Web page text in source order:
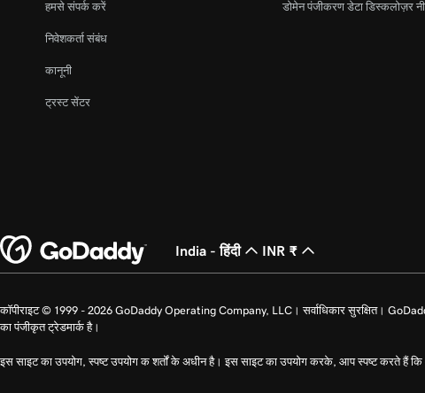
हमसे संपर्क करें
निवेशकर्ता संबंध
कानूनी
ट्रस्ट सेंटर
डोमेन पंजीकरण डेटा डिस्कलोज़र
India - हिंदी INR ₹
कॉपीराइट © 1999 - 2026 GoDaddy Operating Company, LLC। सर्वाधिकार सुरक्षित।
का पंजीकृत ट्रेडमार्क है।
इस साइट का उपयोग, स्पष्ट उपयोग क शर्तों के अधीन है। इस साइट का उपयोग करके, आप स्पष्ट करते हैं